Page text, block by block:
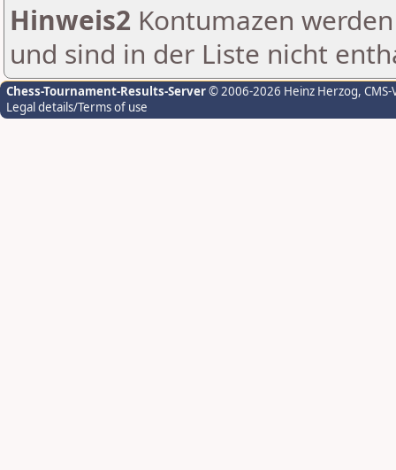
Hinweis2 Kontumazen
und sind in der Liste nicht
Chess-Tournament-Results-Server© 2006-2026 Heinz Herzog,
Legal details/Terms of use